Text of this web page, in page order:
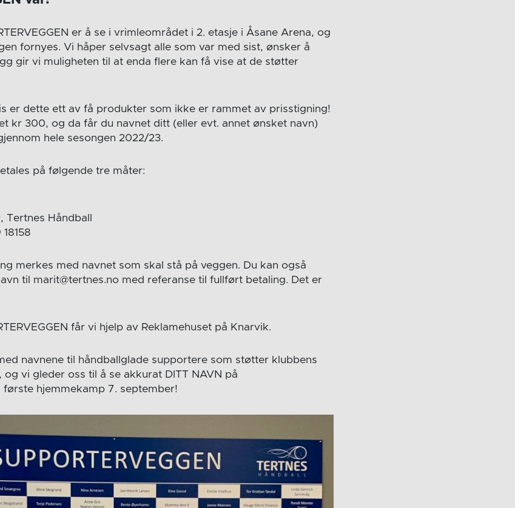
er å se i vrimleområdet i 2. etasje i Åsane Arena, og
fornyes. Vi håper selvsagt alle som var med sist, ønsker å
gir vi muligheten til at enda flere kan få vise at de støtter
er dette ett av få produkter som ikke er rammet av prisstigning!
kr 300, og da får du navnet ditt (eller evt. annet ønsket navn)
hele sesongen 2022/23.
på følgende tre måter:
Tertnes Håndball
merkes med navnet som skal stå på veggen. Du kan også
til marit@tertnes.no med referanse til fullført betaling. Det er
får vi hjelp av Reklamehuset på Knarvik.
navnene til håndballglade supportere som støtter klubbens
vi gleder oss til å se akkurat DITT NAVN på
første hjemmekamp 7. september!